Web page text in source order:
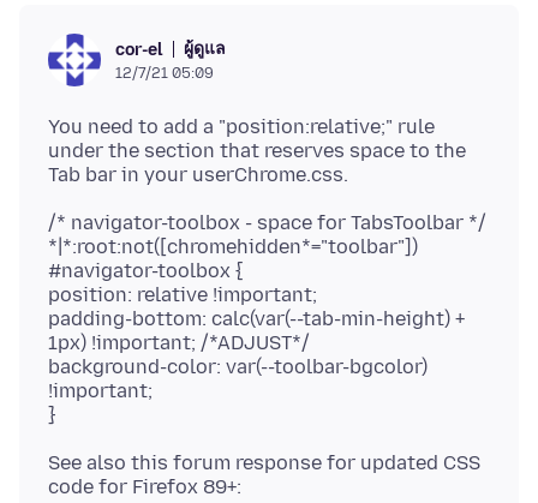
cor-el ผู้ดูแล
12/7/21 05:09
You need to add a "position:relative;" rule
under the section that reserves space to the
/* navigator-toolbox - space for TabsToolbar */
*|*:root:not([chromehidden*="toolbar"])
#navigator-toolbox {
position: relative !important;
padding-bottom: calc(var(--tab-min-height) +
1px) !important; /*ADJUST*/
background-color: var(--toolbar-bgcolor)
!important;
See also this forum response for updated CSS